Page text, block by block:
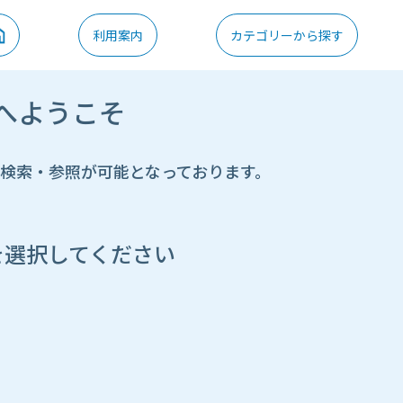
利用案内 カテゴリーから探す
ようこそ
・参照が可能となっております。
択してください